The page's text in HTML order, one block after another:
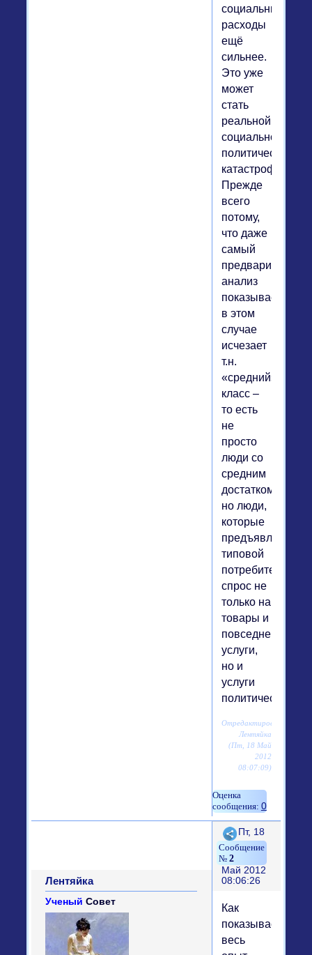
социальные
расходы
ещё
сильнее.
Это уже
может
стать
реальной
социально-
политической
катастрофой.
Прежде
всего
потому,
что даже
самый
анализ
показывает:
в этом
случае
исчезает
т.н.
«средний»
класс –
то есть
не
просто
люди со
средним
достатком,
но люди,
которые
предъявляют
типовой
потребительский
спрос не
только на
товары и
повседневные
услуги,
но и
услуги
политические.
Отредактировано
Лентяйка
(Пт, 18 Май
2012
08:07:09)
0
Поделиться
2
Пт, 18
Май 2012
08:06:26
Лентяйка
Ученый Совет
Как
показывает
весь